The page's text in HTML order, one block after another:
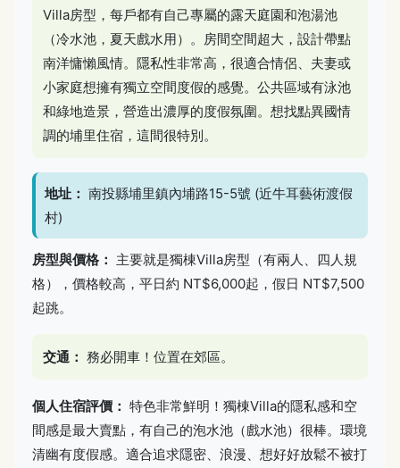
Villa房型，每戶都有自己專屬的露天庭園和泡湯池
（冷水池，夏天戲水用）。房間空間超大，設計帶點
南洋慵懶風情。隱私性非常高，很適合情侶、夫妻或
小家庭想擁有獨立空間度假的感覺。公共區域有泳池
和綠地造景，營造出濃厚的度假氛圍。想找點異國情
調的埔里住宿，這間很特別。
地址： 南投縣埔里鎮內埔路15-5號 (近牛耳藝術渡假
村)
房型與價格： 主要就是獨棟Villa房型（有兩人、四人規
格），價格較高，平日約 NT$6,000起，假日 NT$7,500
起跳。
交通： 務必開車！位置在郊區。
個人住宿評價： 特色非常鮮明！獨棟Villa的隱私感和空
間感是最大賣點，有自己的泡水池（戲水池）很棒。環境
清幽有度假感。適合追求隱密、浪漫、想好好放鬆不被打